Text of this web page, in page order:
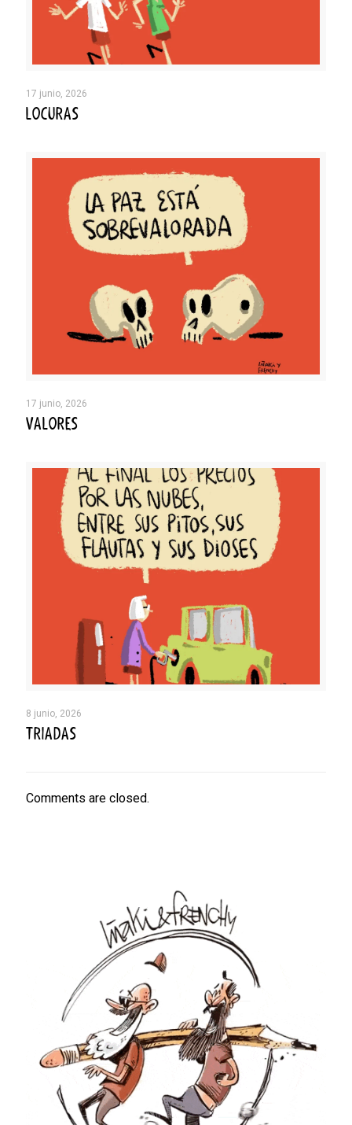
17 junio, 2026
LOCURAS
17 junio, 2026
VALORES
8 junio, 2026
TRIADAS
Comments are closed.